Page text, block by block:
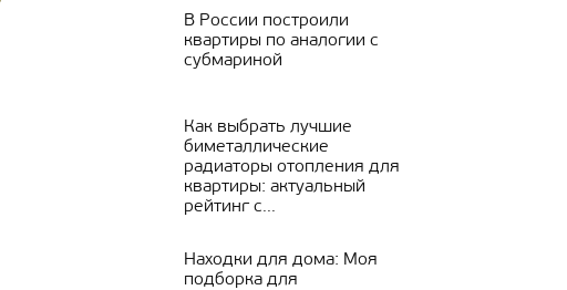
В России построили
квартиры по аналогии с
субмариной
Как выбрать лучшие
биметаллические
радиаторы отопления для
квартиры: актуальный
рейтинг с...
Находки для дома: Моя
подборка для